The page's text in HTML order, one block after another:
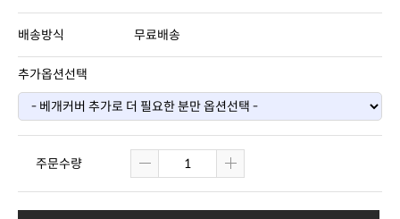
배송방식 무료배송
추가옵션선택
주문수량